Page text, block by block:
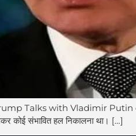
Trump Talks with Vladimir
कोई संभावित हल निकालना था। […]